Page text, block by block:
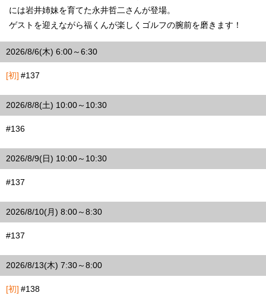
には岩井姉妹を育てた永井哲二さんが登場。
ゲストを迎えながら福くんが楽しくゴルフの腕前を磨きます！
2026/8/6(木) 6:00～6:30
[初] #137
2026/8/8(土) 10:00～10:30
#136
2026/8/9(日) 10:00～10:30
#137
2026/8/10(月) 8:00～8:30
#137
2026/8/13(木) 7:30～8:00
[初] #138